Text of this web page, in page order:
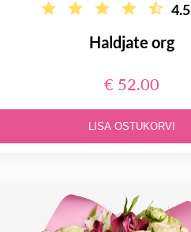
4.5
Haldjate org
€ 52.00
LISA OSTUKORVI